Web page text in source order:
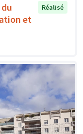
et
Réalisé